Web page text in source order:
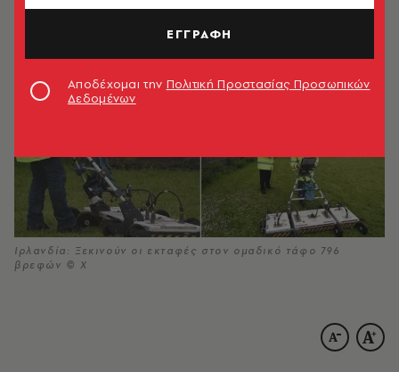
Ιρλανδία: Ξεκινούν οι εκταφές στον ομαδικό τάφο 796
βρεφών © Χ
ΕΓΓΡΑΦΗ
Αποδέχομαι την Πολιτική Προστασίας Προσωπικών
Δεδομένων